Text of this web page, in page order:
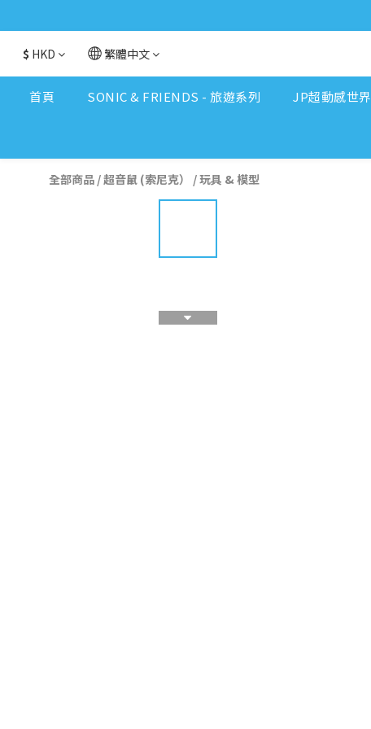
$ HKD 繁體中文
首頁 SONIC & FRIENDS - 旅遊系列 JP超動感世界
全部商品 /超音鼠 (索尼克） /玩具 & 模型